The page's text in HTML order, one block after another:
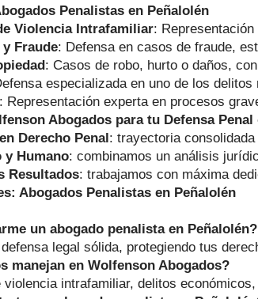
Penalistas en Peñalolén
Violencia Intrafamiliar:
Fraude: Defensa en casos de fraude,
: Casos de robo, hurto o daños,
especializada en uno de los
: Representación experta en procesos
Abogados para tu Defensa Penal
Derecho Penal: trayectoria
y Humano: combinamos un análisis
Resultados: trabajamos con máxima
Abogados Penalistas en Peñalolén
un abogado penalista en Peñalolén?
legal sólida, protegiendo tus
manejan en Wolfenson Abogados?
violencia intrafamiliar, delitos